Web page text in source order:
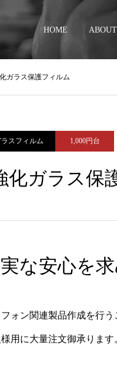
HOME ABOUT
ガラス保護フィルム
ラスフィルム 1,000円台
化ガラス保
な安心を求
ォン関連製品作成を行
用に大量注文御承ります